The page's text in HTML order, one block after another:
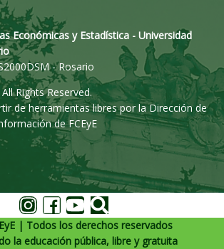
Económicas y Estadística - Universidad
- Rosario
Rights Reserved.
de herramientas libres por la Dirección de
de FCEyE
| Todos los derechos reservados
la educación pública, libre y gratuita